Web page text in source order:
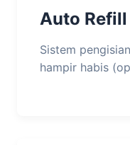
Auto Refill
Sistem
hampir habis